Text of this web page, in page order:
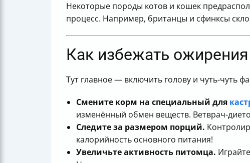
Некоторые породы котов и кошек
процесс. Например, британцы и сфинксы
Как избежать
Тут главное — включить голову и чуть-чуть
Смените корм на специальный для
изменённый обмен веществ. Ветврач-
Следите за размером порций.
калорийность основного питания!
Увеличьте активность питомца.